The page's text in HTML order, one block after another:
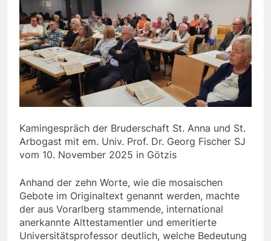
Kamingespräch der Bruderschaft St. Anna und St.
Arbogast mit em. Univ. Prof. Dr. Georg Fischer SJ
vom 10. November 2025 in Götzis
Anhand der zehn Worte, wie die mosaischen
Gebote im Originaltext genannt werden, machte
der aus Vorarlberg stammende, international
anerkannte Alttestamentler und emeritierte
Universitätsprofessor deutlich, welche Bedeutung